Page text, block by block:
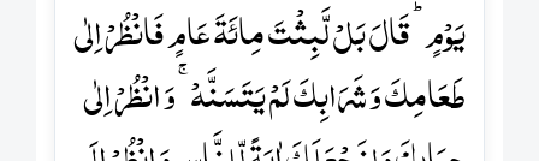
یَوۡمٍ ؕ قَالَ بَلۡ لَّبِثۡتَ مِائَۃَ عَامٍ فَانۡظُرۡ اِلٰی
طَعَامِکَ وَ شَرَابِکَ لَمۡ یَتَسَنَّہۡ ۚ وَ انۡظُرۡ اِلٰی